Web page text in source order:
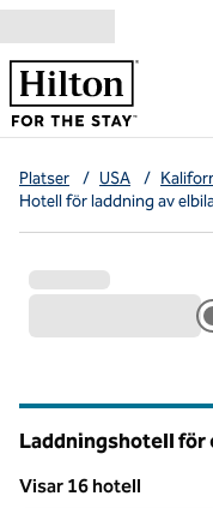
Gå vidare till innehållet
Platser / USA /
Hotell för laddning av
Laddningshotell för
Visar 16 hotell